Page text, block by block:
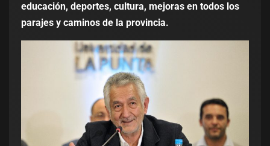
educación, deportes, cultura, mejoras en todos los
parajes y caminos de la provincia.